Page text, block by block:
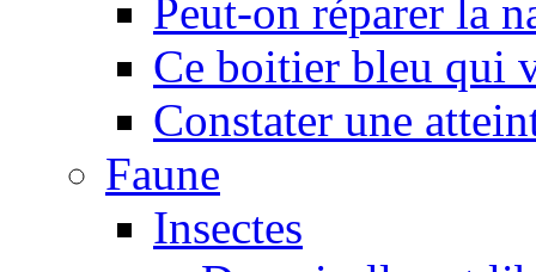
Peut-on réparer la
Ce boitier bleu qui
Constater une
Faune
Insectes